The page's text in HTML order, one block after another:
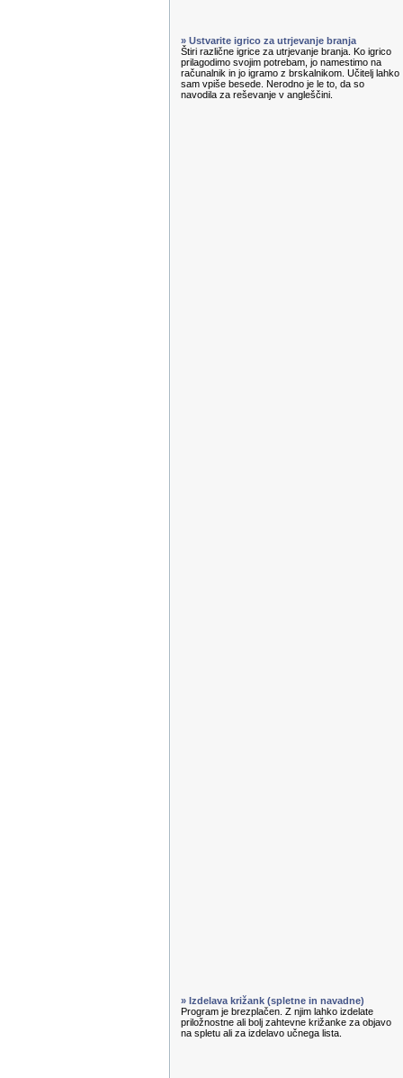
» Ustvarite igrico za utrjevanje branja
Štiri različne igrice za utrjevanje branja. Ko igrico
prilagodimo svojim potrebam, jo namestimo na
računalnik in jo igramo z brskalnikom. Učitelj lahko
sam vpiše besede. Nerodno je le to, da so
navodila za reševanje v angleščini.
» Izdelava križank (spletne in navadne)
Program je brezplačen. Z njim lahko izdelate
priložnostne ali bolj zahtevne križanke za objavo
na spletu ali za izdelavo učnega lista.